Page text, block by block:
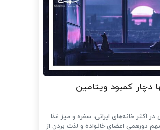
دچار کمبود ویتامین
اکثر خانه‌های ایرانی، سفره و میز غذا
دورهمی اعضای خانواده و لذت بردن از